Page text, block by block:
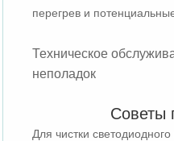
перегрев и
Техническое
неполадок
Советы
Для чистки